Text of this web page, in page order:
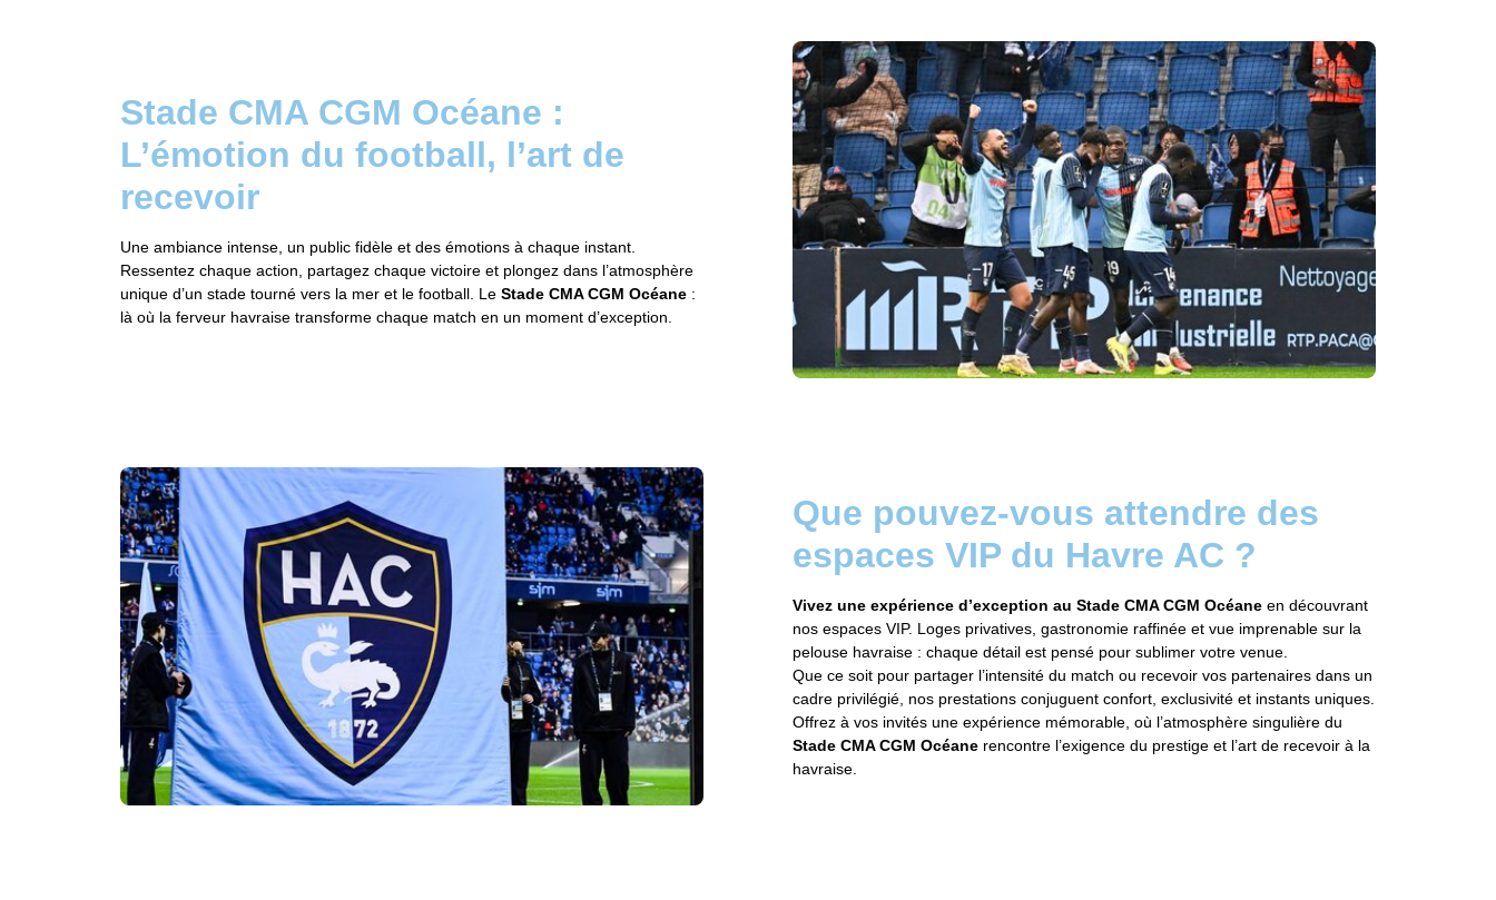
Stade CMA CGM Océane :
L’émotion du football, l’art de
recevoir
Une ambiance intense, un public fidèle et des émotions à chaque instant.
Ressentez chaque action, partagez chaque victoire et plongez dans l’atmosphère
unique d’un stade tourné vers la mer et le football. Le Stade CMA CGM Océane :
là où la ferveur havraise transforme chaque match en un moment d’exception.
Que pouvez-vous attendre des
espaces VIP du Havre AC ?
Vivez une expérience d’exception au Stade CMA CGM Océane en découvrant
nos espaces VIP. Loges privatives, gastronomie raffinée et vue imprenable sur la
pelouse havraise : chaque détail est pensé pour sublimer votre venue.
Que ce soit pour partager l’intensité du match ou recevoir vos partenaires dans un
cadre privilégié, nos prestations conjuguent confort, exclusivité et instants uniques.
Offrez à vos invités une expérience mémorable, où l’atmosphère singulière du
Stade CMA CGM Océane rencontre l’exigence du prestige et l’art de recevoir à la
havraise.